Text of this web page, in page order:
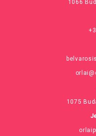
1066
1075